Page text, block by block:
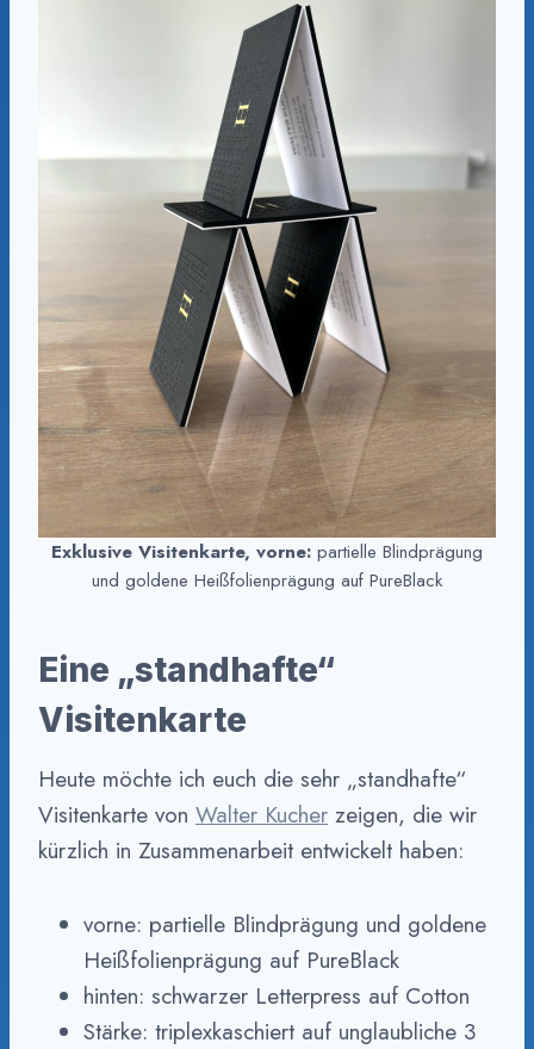
Exklusive Visitenkarte, vorne: partielle Blindprägung
und goldene Heißfolienprägung auf PureBlack
Eine „standhafte“
Visitenkarte
Heute möchte ich euch die sehr „standhafte“
Visitenkarte von Walter Kucher zeigen, die wir
kürzlich in Zusammenarbeit entwickelt haben:
vorne: partielle Blindprägung und goldene
Heißfolienprägung auf PureBlack
hinten: schwarzer Letterpress auf Cotton
Stärke: triplexkaschiert auf unglaubliche 3